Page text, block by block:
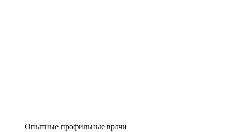
Опытные профильные врачи